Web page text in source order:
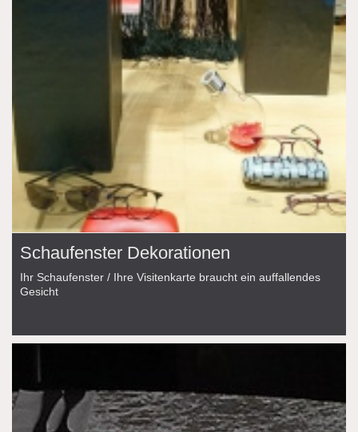
Schaufenster Dekorationen
Ihr Schaufenster / Ihre Visitenkarte braucht ein auffallendes
Gesicht